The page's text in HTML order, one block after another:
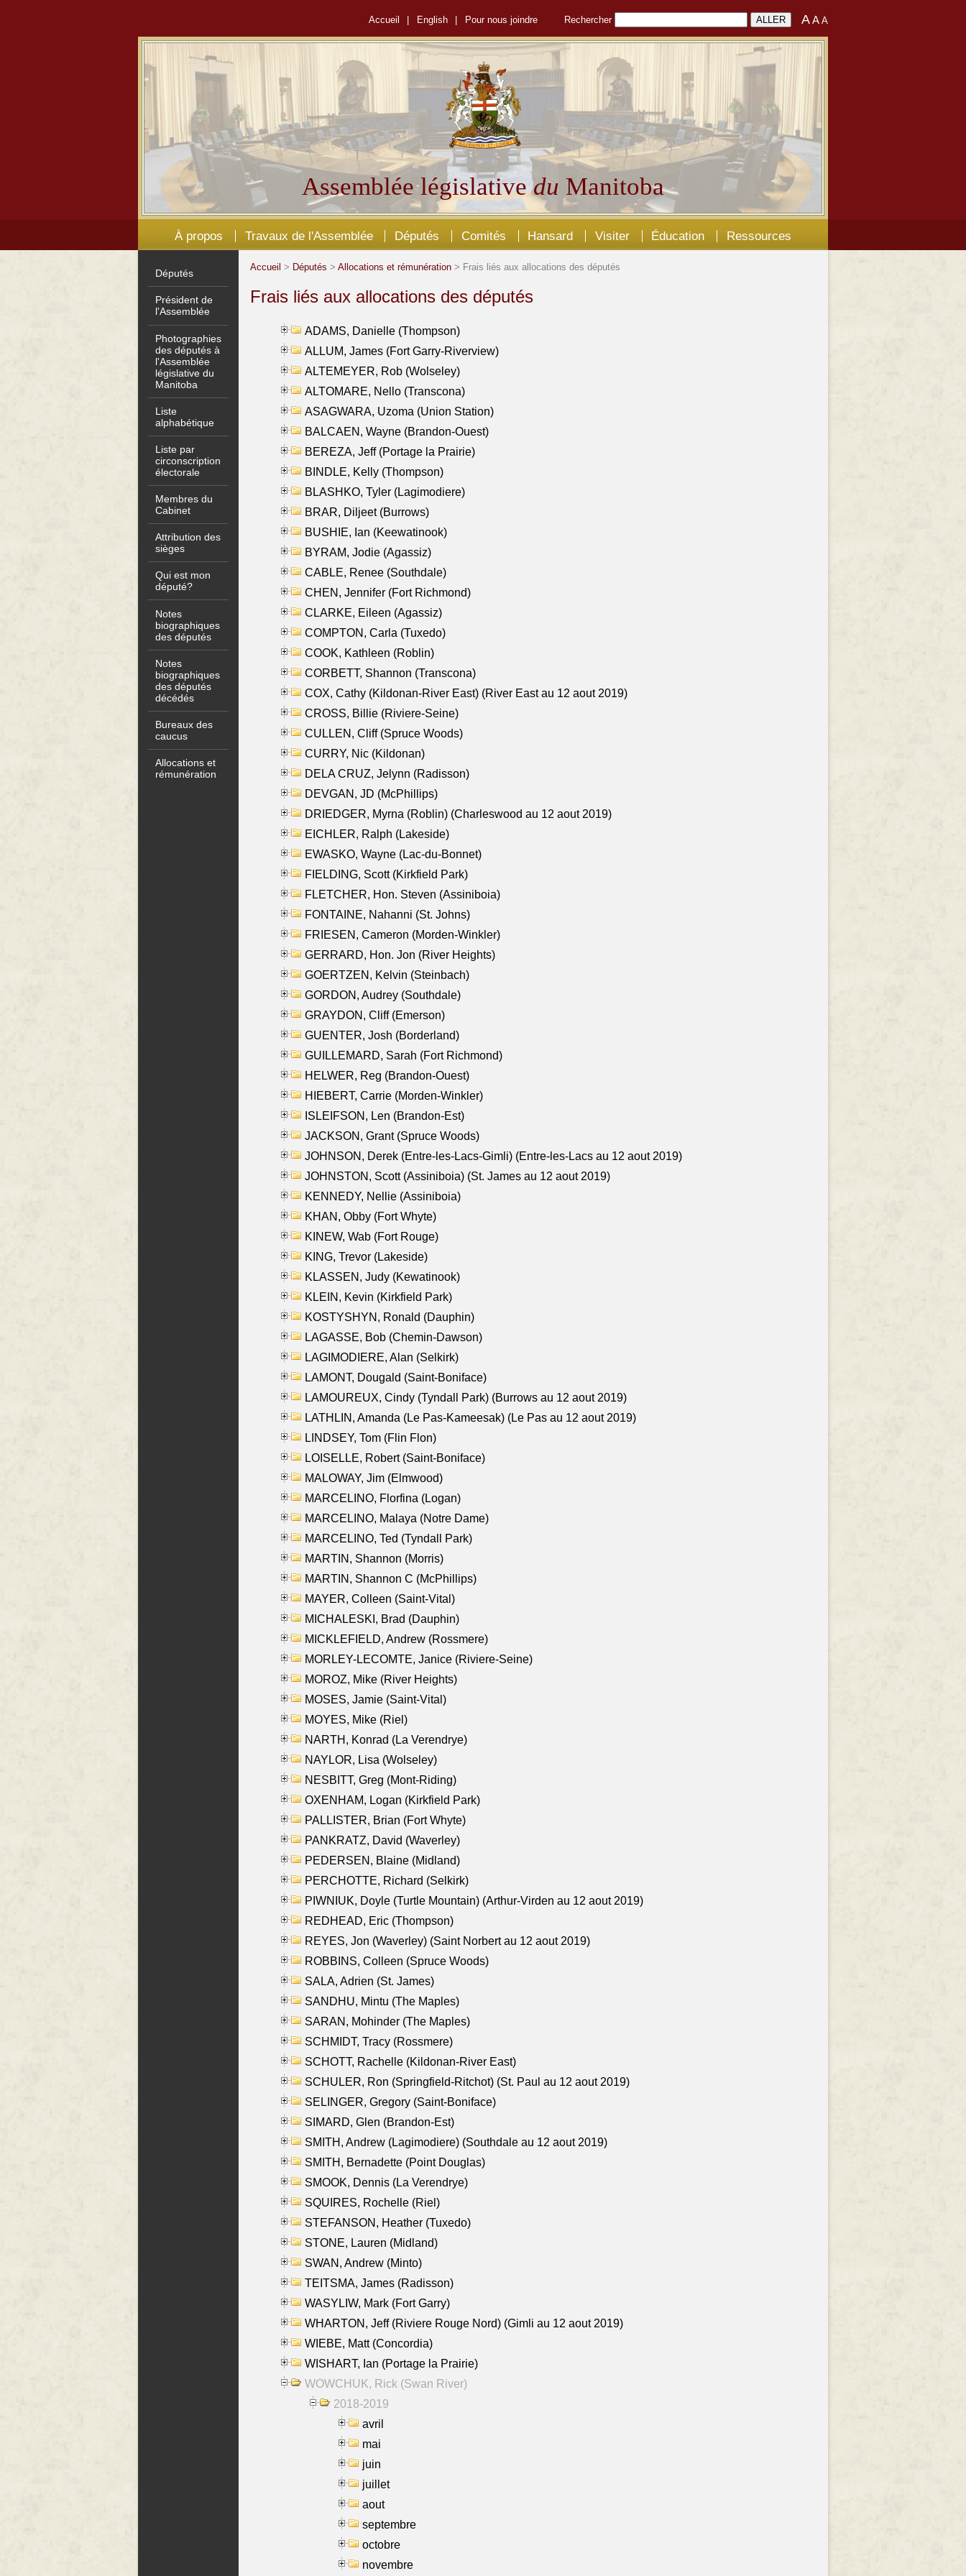
Accueil English Pour nous joindre Rechercher AA A
Assemblée législativedu Manitoba
À propos Travaux de l'Assemblée Députés Comités Hansard Visiter Éducation Ressources
Députés
Président de
l'Assemblée
Photographies
des députés à
l'Assemblée
législative du
Manitoba
Liste
alphabétique
Liste par
circonscription
électorale
Membres du
Cabinet
Attribution des
sièges
Qui est mon
député?
Notes
biographiques
des députés
Notes
biographiques
des députés
décédés
Bureaux des
caucus
Allocations et
rémunération
Accueil > Députés > Allocations et rémunération > Frais liés aux allocations des députés
Frais liés aux allocations des députés
ADAMS, Danielle (Thompson)
ALLUM, James (Fort Garry-Riverview)
ALTEMEYER, Rob (Wolseley)
ALTOMARE, Nello (Transcona)
ASAGWARA, Uzoma (Union Station)
BALCAEN, Wayne (Brandon-Ouest)
BEREZA, Jeff (Portage la Prairie)
BINDLE, Kelly (Thompson)
BLASHKO, Tyler (Lagimodiere)
BRAR, Diljeet (Burrows)
BUSHIE, Ian (Keewatinook)
BYRAM, Jodie (Agassiz)
CABLE, Renee (Southdale)
CHEN, Jennifer (Fort Richmond)
CLARKE, Eileen (Agassiz)
COMPTON, Carla (Tuxedo)
COOK, Kathleen (Roblin)
CORBETT, Shannon (Transcona)
COX, Cathy (Kildonan-River East) (River East au 12 aout 2019)
CROSS, Billie (Riviere-Seine)
CULLEN, Cliff (Spruce Woods)
CURRY, Nic (Kildonan)
DELA CRUZ, Jelynn (Radisson)
DEVGAN, JD (McPhillips)
DRIEDGER, Myrna (Roblin) (Charleswood au 12 aout 2019)
EICHLER, Ralph (Lakeside)
EWASKO, Wayne (Lac-du-Bonnet)
FIELDING, Scott (Kirkfield Park)
FLETCHER, Hon. Steven (Assiniboia)
FONTAINE, Nahanni (St. Johns)
FRIESEN, Cameron (Morden-Winkler)
GERRARD, Hon. Jon (River Heights)
GOERTZEN, Kelvin (Steinbach)
GORDON, Audrey (Southdale)
GRAYDON, Cliff (Emerson)
GUENTER, Josh (Borderland)
GUILLEMARD, Sarah (Fort Richmond)
HELWER, Reg (Brandon-Ouest)
HIEBERT, Carrie (Morden-Winkler)
ISLEIFSON, Len (Brandon-Est)
JACKSON, Grant (Spruce Woods)
JOHNSON, Derek (Entre-les-Lacs-Gimli) (Entre-les-Lacs au 12 aout 2019)
JOHNSTON, Scott (Assiniboia) (St. James au 12 aout 2019)
KENNEDY, Nellie (Assiniboia)
KHAN, Obby (Fort Whyte)
KINEW, Wab (Fort Rouge)
KING, Trevor (Lakeside)
KLASSEN, Judy (Kewatinook)
KLEIN, Kevin (Kirkfield Park)
KOSTYSHYN, Ronald (Dauphin)
LAGASSE, Bob (Chemin-Dawson)
LAGIMODIERE, Alan (Selkirk)
LAMONT, Dougald (Saint-Boniface)
LAMOUREUX, Cindy (Tyndall Park) (Burrows au 12 aout 2019)
LATHLIN, Amanda (Le Pas-Kameesak) (Le Pas au 12 aout 2019)
LINDSEY, Tom (Flin Flon)
LOISELLE, Robert (Saint-Boniface)
MALOWAY, Jim (Elmwood)
MARCELINO, Florfina (Logan)
MARCELINO, Malaya (Notre Dame)
MARCELINO, Ted (Tyndall Park)
MARTIN, Shannon (Morris)
MARTIN, Shannon C (McPhillips)
MAYER, Colleen (Saint-Vital)
MICHALESKI, Brad (Dauphin)
MICKLEFIELD, Andrew (Rossmere)
MORLEY-LECOMTE, Janice (Riviere-Seine)
MOROZ, Mike (River Heights)
MOSES, Jamie (Saint-Vital)
MOYES, Mike (Riel)
NARTH, Konrad (La Verendrye)
NAYLOR, Lisa (Wolseley)
NESBITT, Greg (Mont-Riding)
OXENHAM, Logan (Kirkfield Park)
PALLISTER, Brian (Fort Whyte)
PANKRATZ, David (Waverley)
PEDERSEN, Blaine (Midland)
PERCHOTTE, Richard (Selkirk)
PIWNIUK, Doyle (Turtle Mountain) (Arthur-Virden au 12 aout 2019)
REDHEAD, Eric (Thompson)
REYES, Jon (Waverley) (Saint Norbert au 12 aout 2019)
ROBBINS, Colleen (Spruce Woods)
SALA, Adrien (St. James)
SANDHU, Mintu (The Maples)
SARAN, Mohinder (The Maples)
SCHMIDT, Tracy (Rossmere)
SCHOTT, Rachelle (Kildonan-River East)
SCHULER, Ron (Springfield-Ritchot) (St. Paul au 12 aout 2019)
SELINGER, Gregory (Saint-Boniface)
SIMARD, Glen (Brandon-Est)
SMITH, Andrew (Lagimodiere) (Southdale au 12 aout 2019)
SMITH, Bernadette (Point Douglas)
SMOOK, Dennis (La Verendrye)
SQUIRES, Rochelle (Riel)
STEFANSON, Heather (Tuxedo)
STONE, Lauren (Midland)
SWAN, Andrew (Minto)
TEITSMA, James (Radisson)
WASYLIW, Mark (Fort Garry)
WHARTON, Jeff (Riviere Rouge Nord) (Gimli au 12 aout 2019)
WIEBE, Matt (Concordia)
WISHART, Ian (Portage la Prairie)
WOWCHUK, Rick (Swan River)
2018-2019
avril
mai
juin
juillet
aout
septembre
octobre
novembre